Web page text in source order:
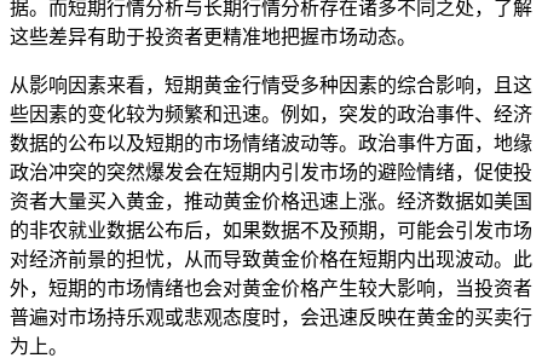
据。而短期行情分析与长期行情分析存在诸多不同之处，了解
这些差异有助于投资者更精准地把握市场动态。
从影响因素来看，短期黄金行情受多种因素的综合影响，且这
些因素的变化较为频繁和迅速。例如，突发的政治事件、经济
数据的公布以及短期的市场情绪波动等。政治事件方面，地缘
政治冲突的突然爆发会在短期内引发市场的避险情绪，促使投
资者大量买入黄金，推动黄金价格迅速上涨。经济数据如美国
的非农就业数据公布后，如果数据不及预期，可能会引发市场
对经济前景的担忧，从而导致黄金价格在短期内出现波动。此
外，短期的市场情绪也会对黄金价格产生较大影响，当投资者
普遍对市场持乐观或悲观态度时，会迅速反映在黄金的买卖行
为上。